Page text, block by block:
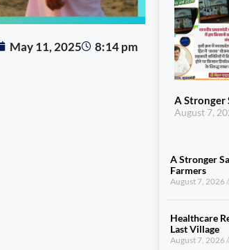
May 11, 2025
8:14 pm
A Stronger
August 7,
A Stronger
Farmers
August 7, 2026
Healthcare
Last Village
August 7, 2026